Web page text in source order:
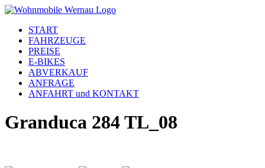
START
FAHRZEUGE
PREISE
E-BIKES
ABVERKAUF
ANFRAGE
ANFAHRT und KONTAKT
Granduca 284 TL_08